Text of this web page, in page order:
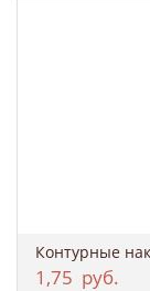
Контурные
1,75 руб.